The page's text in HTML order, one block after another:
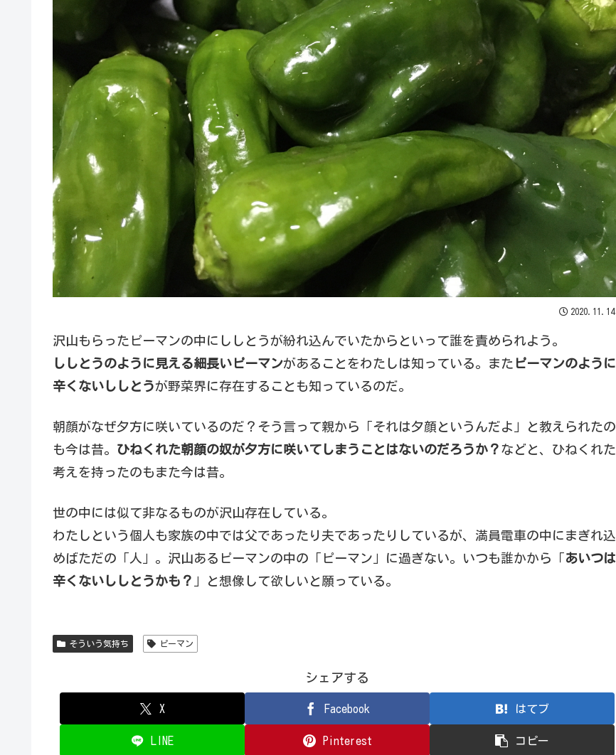
2020.11.14
沢山もらったピーマンの中にししとうが紛れ込んでいたからといって誰を責められよう。
ししとうのように見える細長いピーマンがあることをわたしは知っている。また ピーマンのように
辛くないししとうが野菜界に存在することも知っているのだ。
朝顔がなぜ夕方に咲いているのだ？そう言って親から「それは夕顔というんだよ」と教えられたの
も今は昔。 ひねくれた朝顔の奴が夕方に咲いてしまうことはないのだろうか？ などと、ひねくれた
考えを持ったのもまた今は昔。
世の中には似て非なるものが沢山存在している。
わたしという個人も家族の中では父であったり夫であったりしているが、満員電車の中にまぎれ込
めばただの「人」。沢山あるピーマンの中の「ピーマン」に過ぎない。いつも誰かから「あいつは
辛くないししとうかも？ 」と想像して欲しいと願っている。
そういう気持ち ピーマン
シェアする
X Facebook はてブ
LINE Pinterest コピー